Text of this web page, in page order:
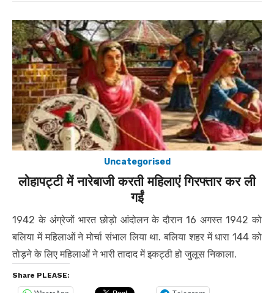
Uncategorised
लोहापट्टी में नारेबाजी करती महिलाएं गिरफ्तार कर ली
गईं
1942 के अंग्रेजों भारत छोड़ो आंदोलन के दौरान 16 अगस्त 1942 को
बलिया में महिलाओं ने मोर्चा संभाल लिया था. बलिया शहर में धारा 144 को
तोड़ने के लिए महिलाओं ने भारी तादाद में इकट्ठी हो जुलूस निकाला.
Share PLEASE: